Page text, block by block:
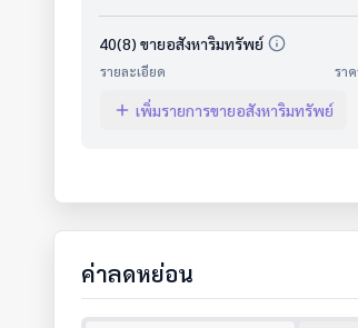
40(8) ขายอสังหาริมทรัพย์
รายละเอียด รา
เพิ่มรายการขายอสังหาริมทรัพย์
ค่าลดหย่อน